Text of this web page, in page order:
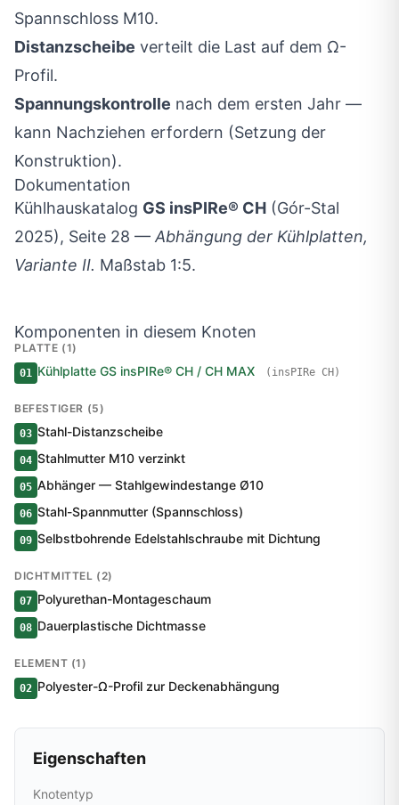
Spannschloss M10.
Distanzscheibe verteilt die Last auf dem Ω-
Profil.
Spannungskontrolle nach dem ersten Jahr —
kann Nachziehen erfordern (Setzung der
Konstruktion).
Dokumentation
Kühlhauskatalog GS insPIRe® CH (Gór-Stal
2025), Seite 28 — Abhängung der Kühlplatten,
Variante II. Maßstab 1:5.
Komponenten in diesem Knoten
PLATTE (1)
01 Kühlplatte GS insPIRe® CH / CH MAX (insPIRe CH)
BEFESTIGER (5)
03 Stahl-Distanzscheibe
04 Stahlmutter M10 verzinkt
05 Abhänger — Stahlgewindestange Ø10
06 Stahl-Spannmutter (Spannschloss)
09 Selbstbohrende Edelstahlschraube mit Dichtung
DICHTMITTEL (2)
07 Polyurethan-Montageschaum
08 Dauerplastische Dichtmasse
ELEMENT (1)
02 Polyester-Ω-Profil zur Deckenabhängung
Eigenschaften
Knotentyp